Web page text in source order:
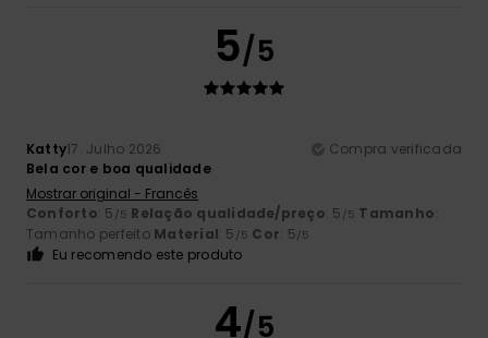
5/5
Katty17. Julho 2026
Compra verificada
Bela cor e boa qualidade
Mostrar original - Francês
Conforto: 5 /5 Relação qualidade/preço: 5 /5 Tamanho:
Tamanho perfeito Material: 5 /5 Cor: 5/5
Eu recomendo este produto
4/5